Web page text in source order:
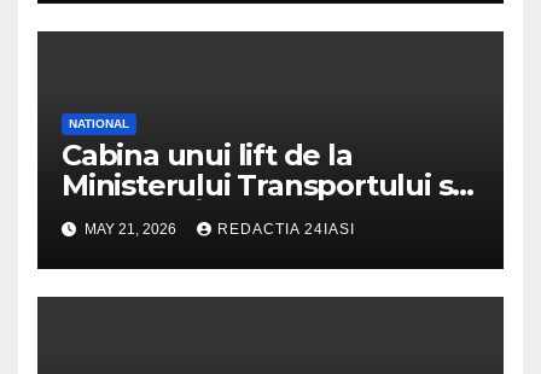
NATIONAL
Cabina unui lift de la
Ministerului Transportului s-a
prăbușit! Înăuntru erau mai
multe persoane
MAY 21, 2026 REDACTIA 24IASI